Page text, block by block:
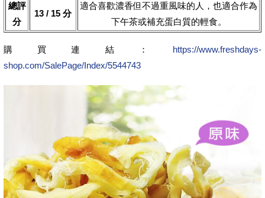
總評
分
13 / 15 分
適合喜歡濃香但不過重風味的人，也適合作為
下午茶或補充蛋白質的輕食。
購買連結： https://www.freshdays-
shop.com/SalePage/Index/5544743